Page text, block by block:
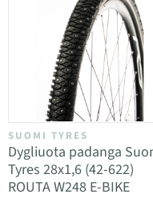
SUOMI TYRES
Dygliuota padanga
Tyres 28x1,6 (42-622)
ROUTA W248 E-BIKE